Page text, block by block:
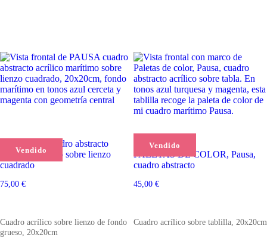
Vendido
PAUSA III, cuadro abstracto
acrílico marítimo sobre lienzo
cuadrado
75,00 €
Cuadro acrílico sobre lienzo de fondo
grueso, 20x20cm
Vendido
PALETAS DE COLOR, Pausa,
cuadro abstracto
45,00 €
Cuadro acrílico sobre tablilla, 20x20cm